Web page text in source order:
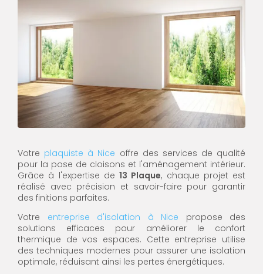
Votre plaquiste à Nice offre des services de qualité
pour la pose de cloisons et l'aménagement intérieur.
Grâce à l'expertise de 13 Plaque, chaque projet est
réalisé avec précision et savoir-faire pour garantir
des finitions parfaites.
Votre entreprise d'isolation à Nice propose des
solutions efficaces pour améliorer le confort
thermique de vos espaces. Cette entreprise utilise
des techniques modernes pour assurer une isolation
optimale, réduisant ainsi les pertes énergétiques.